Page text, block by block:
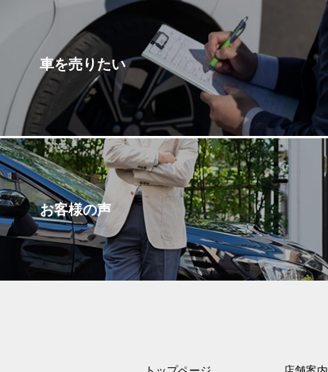
車を売りたい
お客様の声